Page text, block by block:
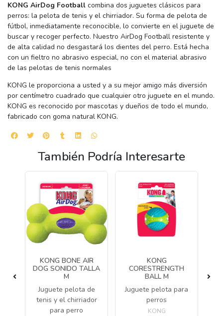
KONG AirDog Football combina dos juguetes clásicos para
perros: la pelota de tenis y el chirriador. Su forma de pelota de
fútbol, inmediatamente reconocible, lo convierte en el juguete de
buscar y recoger perfecto. Nuestro AirDog Football resistente y
de alta calidad no desgastará los dientes del perro. Está hecha
con un fieltro no abrasivo especial, no con el material abrasivo
de las pelotas de tenis normales
KONG le proporciona a usted y a su mejor amigo más diversión
por centímetro cuadrado que cualquier otro juguete en el mundo.
KONG es reconocido por mascotas y dueños de todo el mundo,
fabricado con goma natural KONG.
También Podría Interesarte
KONG BONE AIR
DOG SONIDO TALLA
M
Juguete pelota de
tenis y el chirriador
para perro
KONG
CORESTRENGTH
BALL M
Juguete pelota para
perros
KONG